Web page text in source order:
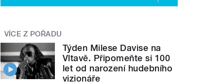
VÍCE Z POŘADU
Týden Milese Davise na
Vltavě. Připomeňte si 100
let od narození hudebního
vizionáře